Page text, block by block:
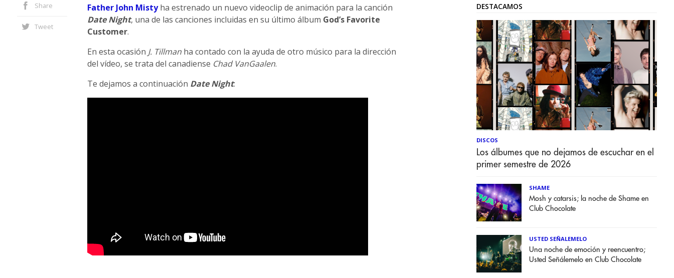
Share
Tweet
Father John Mistyha estrenado un nuevo videoclip de animación para la canción
Date Night, una de las canciones incluidas en su último álbum God’s Favorite
Customer.
En esta ocasión J. Tillmanha contado con la ayuda de otro músico para la dirección
del vídeo, se trata del canadiense Chad VanGaalen.
Te dejamos a continuación Date Night:
DESTACAMOS
DISCOS
Los álbumes que no dejamos de escuchar en el
primer semestre de 2026
SHAME
Mosh y catarsis; la noche de Shame en
Club Chocolate
USTED SEÑALEMELO
Una noche de emoción y reencuentro;
Usted Señálemelo en Club Chocolate